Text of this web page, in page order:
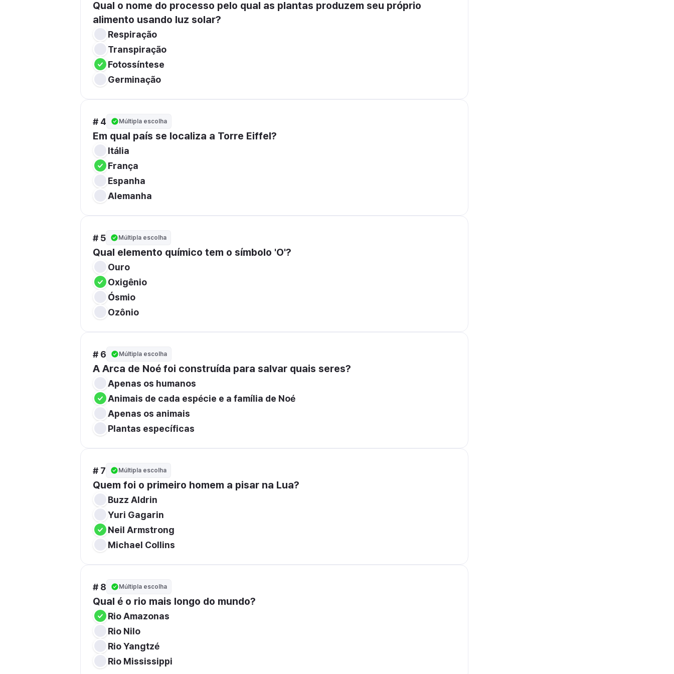
Qual o nome do processo pelo qual as plantas produzem seu próprio
alimento usando luz solar?
Respiração
Transpiração
Fotossíntese
Germinação
# 4 Múltipla escolha
Em qual país se localiza a Torre Eiffel?
Itália
França
Espanha
Alemanha
# 5 Múltipla escolha
Qual elemento químico tem o símbolo 'O'?
Ouro
Oxigênio
Ósmio
Ozônio
# 6 Múltipla escolha
A Arca de Noé foi construída para salvar quais seres?
Apenas os humanos
Animais de cada espécie e a família de Noé
Apenas os animais
Plantas específicas
# 7 Múltipla escolha
Quem foi o primeiro homem a pisar na Lua?
Buzz Aldrin
Yuri Gagarin
Neil Armstrong
Michael Collins
# 8 Múltipla escolha
Qual é o rio mais longo do mundo?
Rio Amazonas
Rio Nilo
Rio Yangtzé
Rio Mississippi